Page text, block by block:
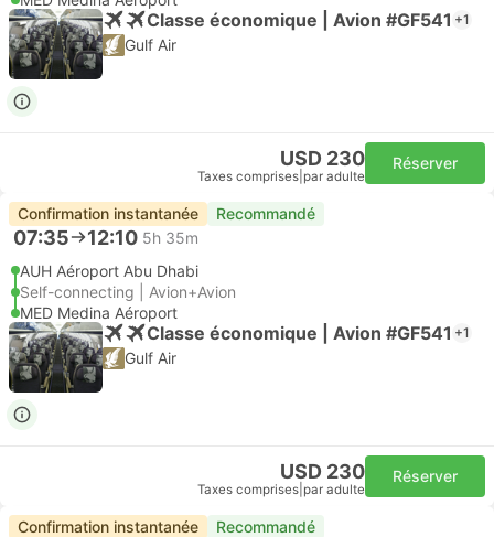
Classe économique | Avion #GF541 +1
Gulf Air
USD 230
Taxes comprises par adulte
Réserver
Confirmation instantanée Recommandé
07:35 12:10 5h 35m
AUH Aéroport Abu Dhabi
Self-connecting | Avion+Avion
MED Medina Aéroport
Classe économique | Avion #GF541 +1
Gulf Air
USD 230
Taxes comprises par adulte
Réserver
Confirmation instantanée Recommandé